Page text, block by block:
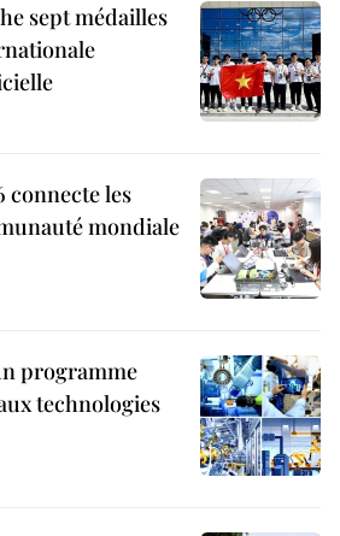
sept médailles
connecte les
mondiale
programme
technologies